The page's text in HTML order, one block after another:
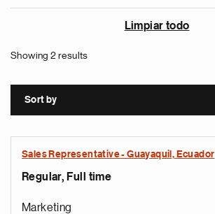
Limpiar todo
Showing 2 results
Sort by
Sales Representative - Guayaquil, Ecuador
Regular, Full time
Marketing